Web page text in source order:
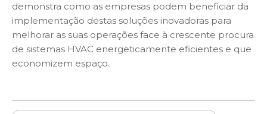
demonstra como as empresas podem beneficiar da
implementação destas soluções inovadoras para
melhorar as suas operações face à crescente procura
de sistemas HVAC energeticamente eficientes e que
economizem espaço.